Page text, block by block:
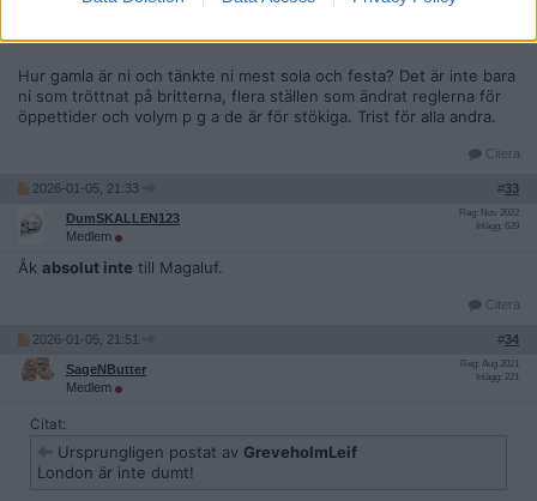
Hur gamla är ni och tänkte ni mest sola och festa? Det är inte bara
ni som tröttnat på britterna, flera ställen som ändrat reglerna för
öppettider och volym p g a de är för stökiga. Trist för alla andra.
Citera
2026-01-05, 21:33 #33
DumSKALLEN123
Medlem
Reg: Nov 2022
Inlägg: 629
Åk absolut inte till Magaluf.
Citera
2026-01-05, 21:51 #34
SageNButter
Medlem
Reg: Aug 2021
Inlägg: 221
Citat:
Ursprungligen postat av GreveholmLeif
London är inte dumt!